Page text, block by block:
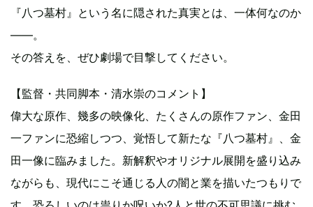
『八つ墓村』という名に隠された真実とは、一体何なのか
――。
その答えを、ぜひ劇場で目撃してください。
【監督・共同脚本・清水崇のコメント】
偉大な原作、幾多の映像化、たくさんの原作ファン、金田
一ファンに恐縮しつつ、覚悟して新たな『八つ墓村』、金
田一像に臨みました。新解釈やオリジナル展開を盛り込み
ながらも、現代にこそ通じる人の闇と業を描いたつもりで